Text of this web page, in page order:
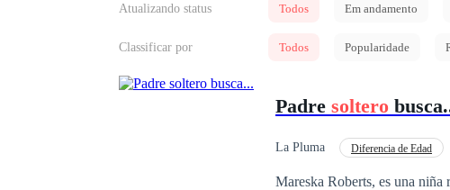
Atualizando status Todos Em andamento
Classificar por Todos Popularidade
Padre soltero
La Pluma Diferencia de Edad
Mareska Roberts, es una